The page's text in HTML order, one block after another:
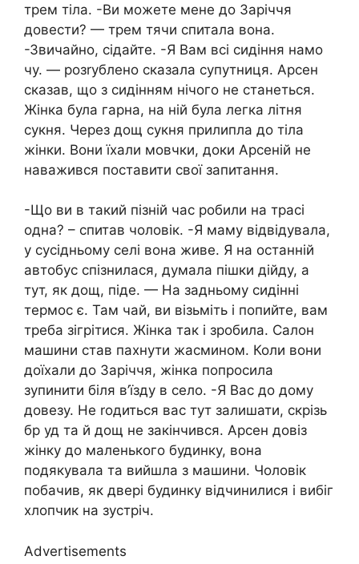
трем тіла. -Ви можете мене до Заріччя
довести? — трем тячи спитала вона.
-Звичайно, сідайте. -Я Вам всі сидіння намо
чу. — розrублено сказала супутниця. Арсен
сказав, що з сидінням нічого не станеться.
Жінка була гарна, на ній була легка літня
сукня. Через дощ сукня прилипла до тіла
жінки. Вони їхали мовчки, доки Арсеній не
наважився поставити свої запитання.
-Що ви в такий пізній час робили на трасі
одна? – спитав чоловік. -Я маму відвідувала,
у сусідньому селі вона живе. Я на останній
автобус спізнилася, думала пішки дійду, а
тут, як дощ, піде. — На задньому сидінні
термос є. Там чай, ви візьміть і попийте, вам
треба зігрітися. Жінка так і зробила. Салон
машини став пахнути жасмином. Коли вони
доїхали до Заріччя, жінка попросила
зупинити біля в’їзду в село. -Я Вас до дому
довезу. Не rодиться вас тут залишати, скрізь
бр уд та й дощ не закінчився. Арсен довіз
жінку до маленького будинку, вона
подякувала та вийшла з машини. Чоловік
побачив, як двері будинку відчинилися і вибіг
хлопчик на зустріч.
Advertisements